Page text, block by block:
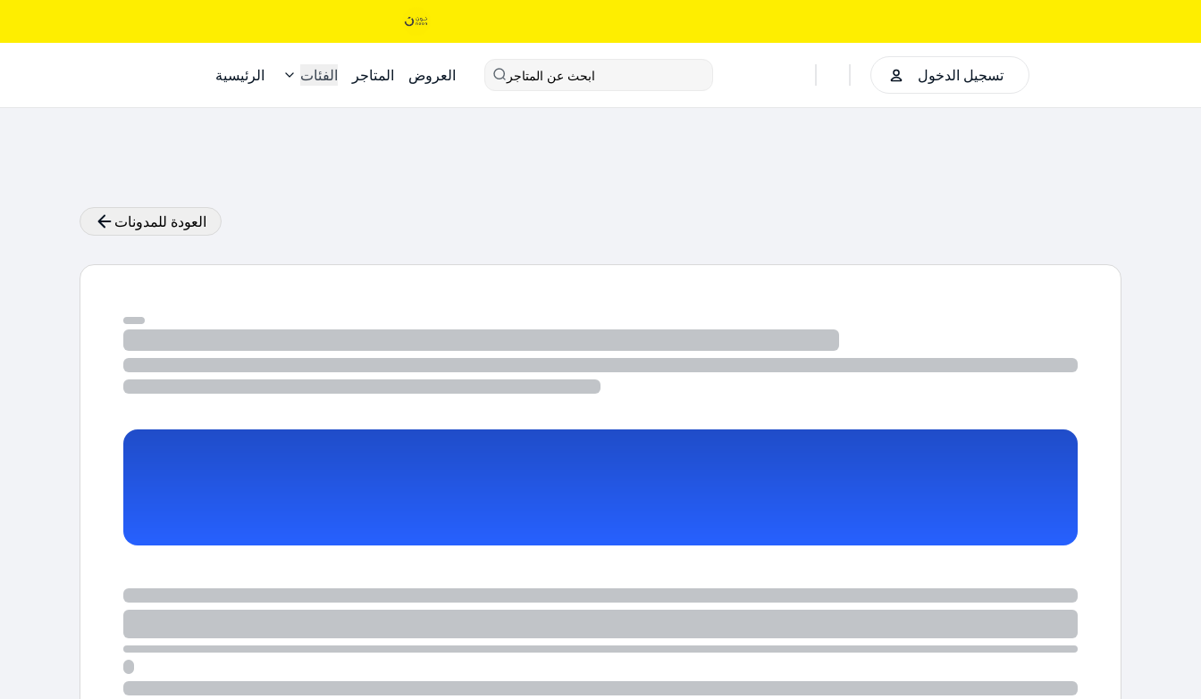
الرئيسية الفئات المتاجر العروض ابحث عن المتاجر تسجيل الدخول
العودة للمدونات